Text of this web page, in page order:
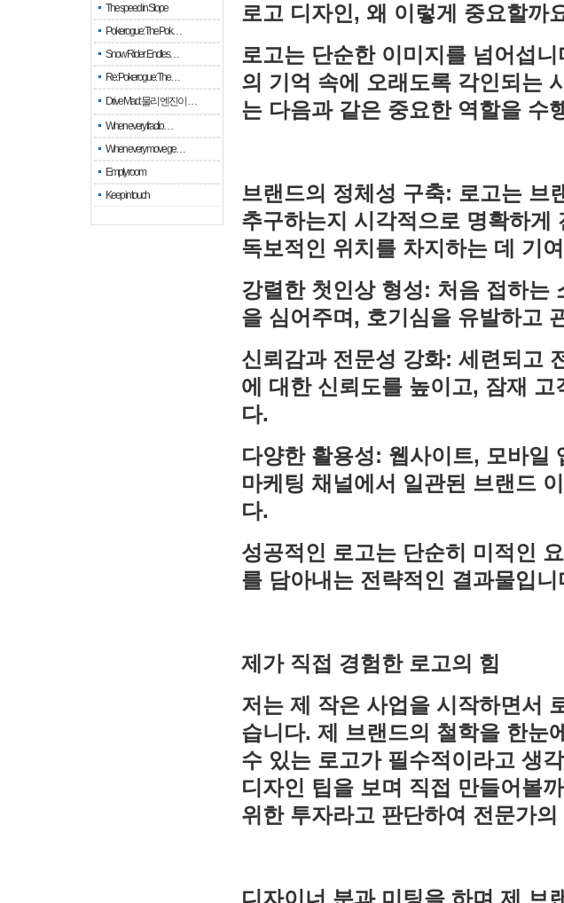
The speed in Slope
Pokerogue: The Pok…
Snow Rider: Endles…
Re: Pokerogue: The…
Drive Mad: 물리 엔진이 …
When every fractio…
When every move ge…
Empty room
Keep in touch
로고 디자인, 왜 이렇게 중요할까
로고는 단순한 이미지를 넘어섭
의 기억 속에 오래도록 각인되는
는 다음과 같은 중요한 역할을 수
브랜드의 정체성 구축: 로고는 브
추구하는지 시각적으로 명확하게
독보적인 위치를 차지하는 데 기
강렬한 첫인상 형성: 처음 접하는
을 심어주며, 호기심을 유발하고
신뢰감과 전문성 강화: 세련되고
에 대한 신뢰도를 높이고, 잠재 고
다.
다양한 활용성: 웹사이트, 모바일
마케팅 채널에서 일관된 브랜드
다.
성공적인 로고는 단순히 미적인
를 담아내는 전략적인 결과물입니
제가 직접 경험한 로고의 힘
저는 제 작은 사업을 시작하면서
습니다. 제 브랜드의 철학을 한눈
수 있는 로고가 필수적이라고 생
디자인 팁을 보며 직접 만들어볼
위한 투자라고 판단하여 전문가
디자이너 분과 미팅을 하며 제 브